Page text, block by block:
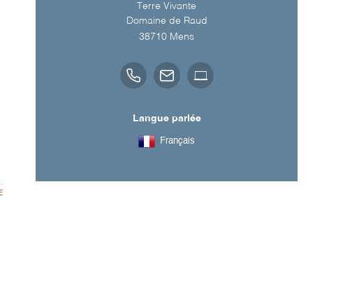
Terre Vivante
Domaine de Raud
38710 Mens
Langue parlée
Français